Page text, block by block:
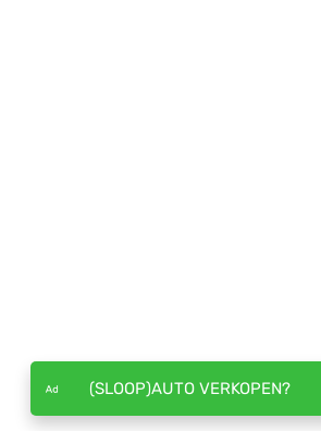
(SLOOP)AUTO VERKOPEN?